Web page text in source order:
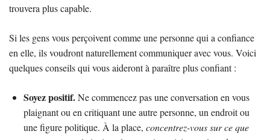
trouvera plus capable.
Si les gens vous perçoivent comme une personne qui a confiance
en elle, ils voudront naturellement communiquer avec vous. Voici
quelques conseils qui vous aideront à paraître plus confiant :
Soyez positif.Ne commencez pas une conversation en vous
plaignant ou en critiquant une autre personne, un endroit ou
une figure politique. À la place, concentrez-vous sur ce que